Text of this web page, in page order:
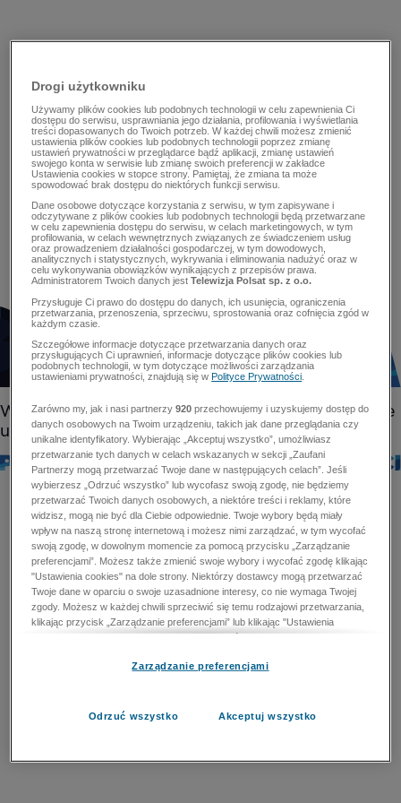
Drogi użytkowniku
Używamy plików cookies lub podobnych technologii w celu zapewnienia Ci
dostępu do serwisu, usprawniania jego działania, profilowania i wyświetlania
treści dopasowanych do Twoich potrzeb. W każdej chwili możesz zmienić
ustawienia plików cookies lub podobnych technologii poprzez zmianę
ustawień prywatności w przeglądarce bądź aplikacji, zmianę ustawień
swojego konta w serwisie lub zmianę swoich preferencji w zakładce
Ustawienia cookies w stopce strony. Pamiętaj, że zmiana ta może
spowodować brak dostępu do niektórych funkcji serwisu.
Dane osobowe dotyczące korzystania z serwisu, w tym zapisywane i
odczytywane z plików cookies lub podobnych technologii będą przetwarzane
w celu zapewnienia dostępu do serwisu, w celach marketingowych, w tym
profilowania, w celach wewnętrznych związanych ze świadczeniem usług
oraz prowadzeniem działalności gospodarczej, w tym dowodowych,
analitycznych i statystycznych, wykrywania i eliminowania nadużyć oraz w
celu wykonywania obowiązków wynikających z przepisów prawa.
Administratorem Twoich danych jestTelewizja Polsat sp. z o.o.
Przysługuje Ci prawo do dostępu do danych, ich usunięcia, ograniczenia
przetwarzania, przenoszenia, sprzeciwu, sprostowania oraz cofnięcia zgód w
każdym czasie.
Szczegółowe informacje dotyczące przetwarzania danych oraz
przysługujących Ci uprawnień, informacje dotyczące plików cookies lub
podobnych technologii, w tym dotyczące możliwości zarządzania
ustawieniami prywatności, znajdują się wPolityce Prywatności
Zarówno my, jak i nasi partnerzy920 przechowujemy i uzyskujemy dostęp do
danych osobowych na Twoim urządzeniu, takich jak dane przeglądania czy
unikalne identyfikatory. Wybierając „Akceptuj wszystko”, umożliwiasz
przetwarzanie tych danych w celach wskazanych w sekcji „Zaufani
Partnerzy mogą przetwarzać Twoje dane w następujących celach”. Jeśli
wybierzesz „Odrzuć wszystko” lub wycofasz swoją zgodę, nie będziemy
przetwarzać Twoich danych osobowych, a niektóre treści i reklamy, które
widzisz, mogą nie być dla Ciebie odpowiednie. Twoje wybory będą miały
wpływ na naszą stronę internetową i możesz nimi zarządzać, w tym wycofać
swoją zgodę, w dowolnym momencie za pomocą przycisku „Zarządzanie
preferencjami”. Możesz także zmienić swoje wybory i wycofać zgodę klikając
"Ustawienia cookies" na dole strony. Niektórzy dostawcy mogą przetwarzać
Twoje dane w oparciu o swoje uzasadnione interesy, co nie wymaga Twojej
zgody. Możesz w każdej chwili sprzeciwić się temu rodzajowi przetwarzania,
klikając przycisk „Zarządzanie preferencjami” lub klikając "Ustawienia
cookies" na dole strony. Nie możesz sprzeciwić się przetwarzaniu przez
zapobiegania oszustwom i naprawiania błędów, a w tym celu mogą zostać
przetwarzaniu danych osobowych w celu dostarczania i prezentacji reklam i
Zarządzanie preferencjami
Odrzuć wszystko Akceptuj wszystko